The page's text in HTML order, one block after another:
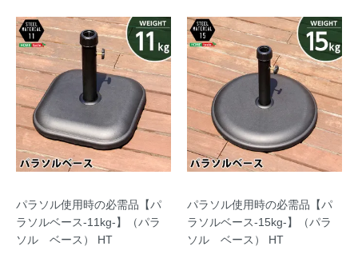
パラソル使用時の必需品【パ
ラソルベース-11kg-】（パラ
ソル ベース） HT
パラソル使用時の必需品【パ
ラソルベース-15kg-】（パラ
ソル ベース） HT